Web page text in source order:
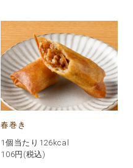
春巻き
1個当たり126kcal
106円(税込)